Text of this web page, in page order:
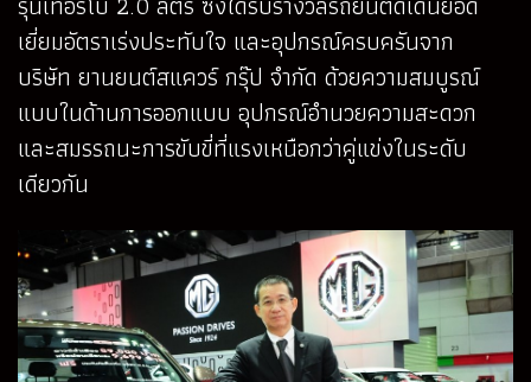
เยี่ยมอัตราเร่งประทับใจ และอุปกรณ์ครบครันจาก
บริษัท ยานยนต์สแควร์ กรุ๊ป จำกัด ด้วยความสมบูรณ์
แบบในด้านการออกแบบ อุปกรณ์อำนวยความสะดวก
และสมรรถนะการขับขี่ที่แรงเหนือกว่าคู่แข่งในระดับ
เดียวกัน